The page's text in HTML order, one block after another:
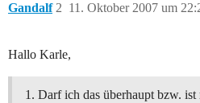
Gandalf 11. Oktober 2007 um
2
Hallo Karle,
Darf ich das überhaupt bzw.